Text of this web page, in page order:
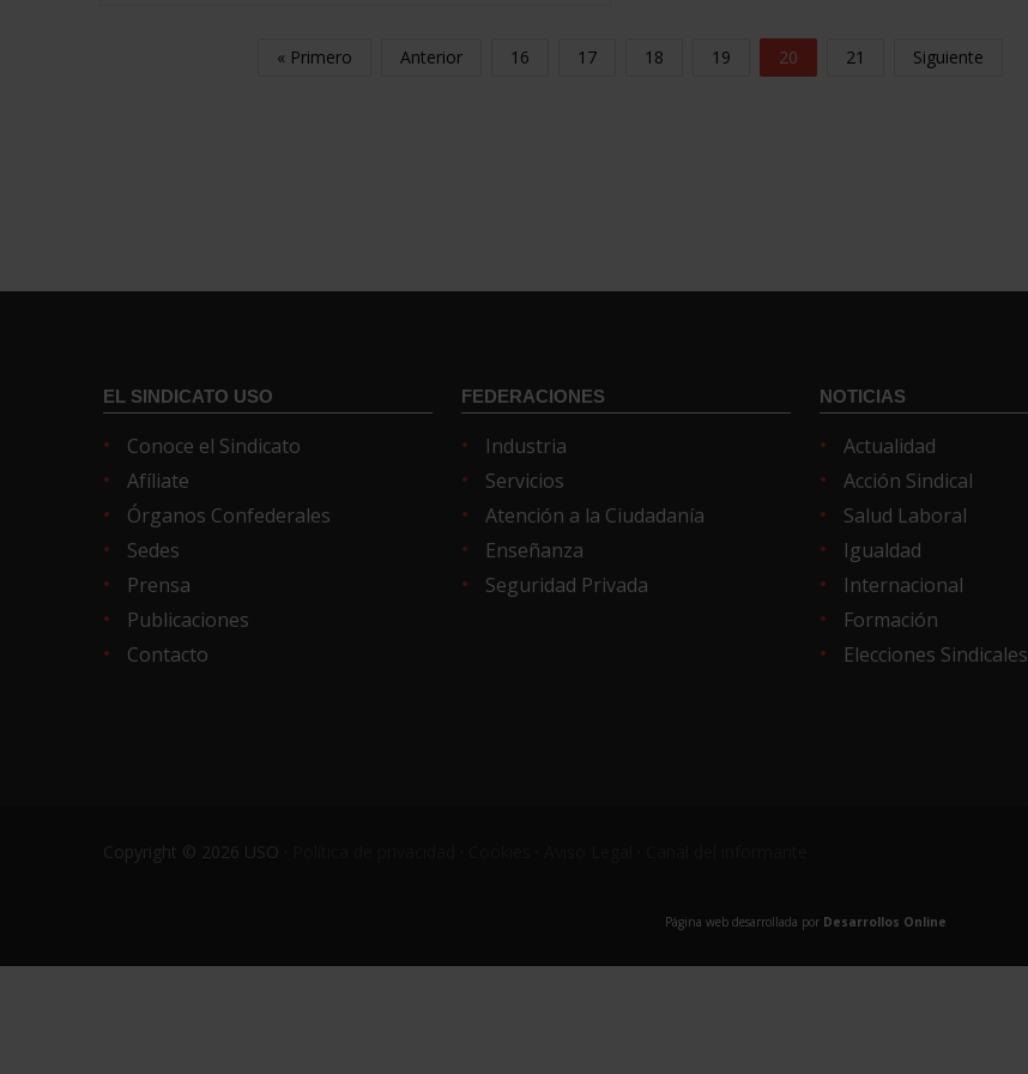
« Primero Anterior 16 17 18 19 20 21 Siguiente
EL SINDICATO USO
Conoce el Sindicato
Afíliate
Órganos Confederales
Sedes
Prensa
Publicaciones
Contacto
FEDERACIONES
Industria
Servicios
Atención a la Ciudadanía
Enseñanza
Seguridad Privada
NOTICIAS
Actualidad
Acción Sindical
Salud Laboral
Igualdad
Internacional
Formación
Elecciones Sindicales
Copyright © 2026 USO ·
Página web desarrollada por Desarrollos Online